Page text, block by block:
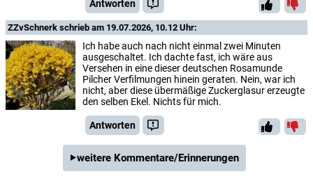
Antworten
ZZvSchnerk schrieb am 19.07.2026, 10.12 Uhr:
Ich habe auch nach nicht einmal zwei Minuten
ausgeschaltet. Ich dachte fast, ich wäre aus
Versehen in eine dieser deutschen Rosamunde
Pilcher Verfilmungen hinein geraten. Nein, war ich
nicht, aber diese übermäßige Zuckerglasur erzeugte
den selben Ekel. Nichts für mich.
Antworten
weitere Kommentare/Erinnerungen